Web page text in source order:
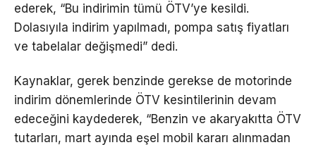
ederek, “Bu indirimin tümü ÖTV’ye kesildi.
Dolasıyıla indirim yapılmadı, pompa satış fiyatları
ve tabelalar değişmedi” dedi.
Kaynaklar, gerek benzinde gerekse de motorinde
indirim dönemlerinde ÖTV kesintilerinin devam
edeceğini kaydederek, “Benzin ve akaryakıtta ÖTV
tutarları, mart ayında eşel mobil kararı alınmadan